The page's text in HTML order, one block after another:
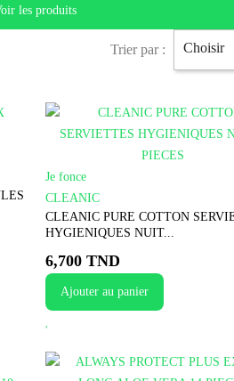
les produits
Trier par : Choisir
Je fonce
CLEANIC
CLEANIC PURE COTTON
HYGIENIQUES NUIT...
6,700 TND
Ajouter au panier